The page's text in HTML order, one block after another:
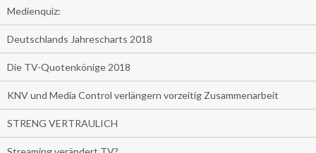
Medienquiz:
Deutschlands Jahrescharts 2018
Die TV-Quotenkönige 2018
KNV und Media Control verlängern vorzeitig Zusammenarbeit
STRENG VERTRAULICH